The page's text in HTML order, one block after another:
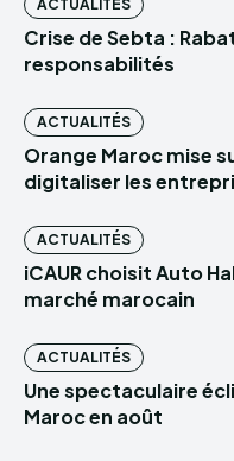
ACTUALITÉS
Crise de Sebta :
responsabilités
ACTUALITÉS
Orange Maroc mise
digitaliser les
ACTUALITÉS
iCAUR choisit Auto
marché marocain
ACTUALITÉS
Une spectaculaire
Maroc en août